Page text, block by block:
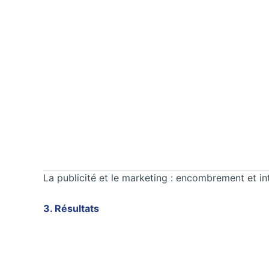
La publicité et le marketing : encombrement et
3. Résultats